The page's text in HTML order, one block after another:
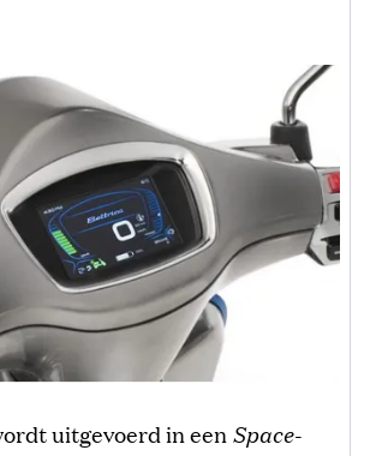
uitgevoerd in een Space-